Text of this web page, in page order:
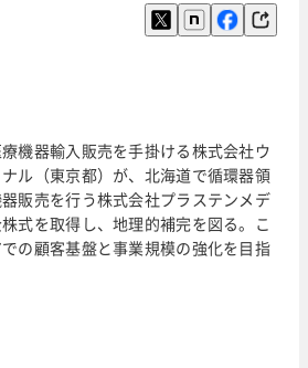
機器輸入販売を手掛ける株式会社ウ
ル（東京都）が、北海道で循環器領
販売を行う株式会社プラステンメデ
式を取得し、地理的補完を図る。こ
の顧客基盤と事業規模の強化を目指